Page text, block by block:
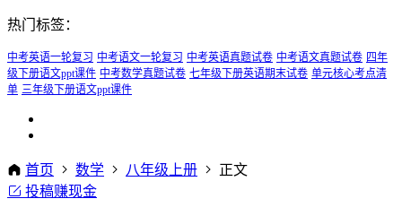
热门标签：
中考英语一轮复习 中考语文一轮复习 中考英语真题试卷 中考语文真题试卷 四年
级下册语文ppt课件 中考数学真题试卷 七年级下册英语期末试卷 单元核心考点清
单 三年级下册语文ppt课件
首页 数学 八年级上册
正文
投稿赚现金